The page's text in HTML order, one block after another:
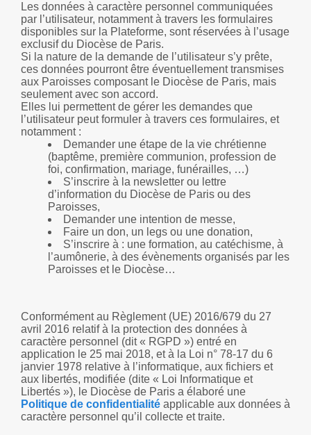
Les données à caractère personnel communiquées
par l’utilisateur, notamment à travers les formulaires
disponibles sur la Plateforme, sont réservées à l’usage
exclusif du Diocèse de Paris.
Si la nature de la demande de l’utilisateur s’y prête,
ces données pourront être éventuellement transmises
aux Paroisses composant le Diocèse de Paris, mais
seulement avec son accord.
Elles lui permettent de gérer les demandes que
l’utilisateur peut formuler à travers ces formulaires, et
notamment :
Demander une étape de la vie chrétienne
(baptême, première communion, profession de
foi, confirmation, mariage, funérailles, …)
S’inscrire à la newsletter ou lettre
d’information du Diocèse de Paris ou des
Paroisses,
Demander une intention de messe,
Faire un don, un legs ou une donation,
S’inscrire à : une formation, au catéchisme, à
l’aumônerie, à des évènements organisés par les
Paroisses et le Diocèse…
Conformément au Règlement (UE) 2016/679 du 27
avril 2016 relatif à la protection des données à
caractère personnel (dit « RGPD ») entré en
application le 25 mai 2018, et à la Loi n° 78-17 du 6
janvier 1978 relative à l’informatique, aux fichiers et
aux libertés, modifiée (dite « Loi Informatique et
Libertés »), le Diocèse de Paris a élaboré une
Politique de confidentialité applicable aux données à
caractère personnel qu’il collecte et traite.